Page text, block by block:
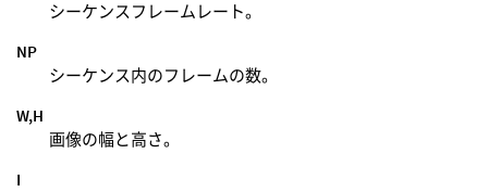
シーケンスフレームレート。
NP
シーケンス内のフレームの数。
W,H
画像の幅と高さ。
I